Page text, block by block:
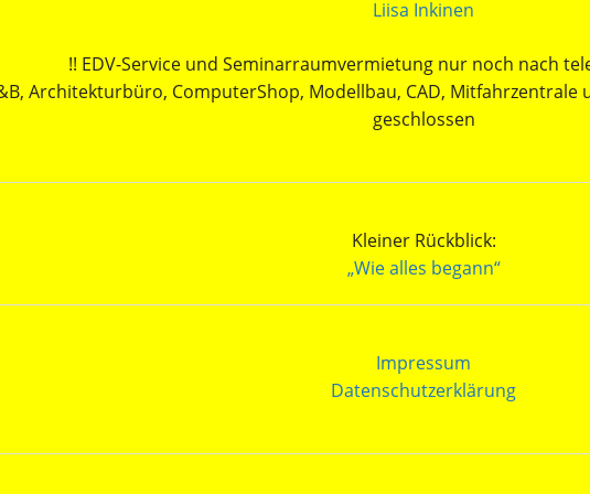
Liisa Inkinen
!! EDV-Service und Seminarraumvermietung nur noch nach
Architekturbüro, ComputerShop, Modellbau, CAD,
geschlossen
Kleiner Rückblick:
„Wie alles begann“
Impressum
Datenschutzerklärung